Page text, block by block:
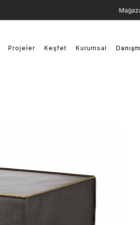
Projeler Keşfet Kurumsal